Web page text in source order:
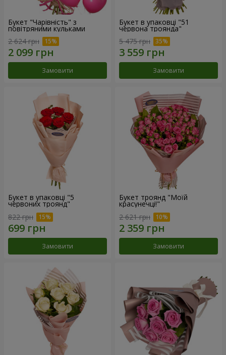
Букет "Чарівність" з
повітряними кульками
2 624 грн
Замовити
Букет в упаковці "51
червона троянда"
5 475 грн
Замовити
Букет в упаковці "5
червоних троянд"
822 грн
Замовити
Букет троянд "Моїй
красунечці!"
2 621 грн
Замовити